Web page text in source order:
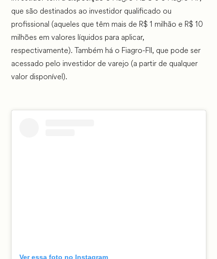
que são destinados ao investidor qualificado ou
profissional (aqueles que têm mais de R$ 1 milhão e R$ 10
milhões em valores líquidos para aplicar,
respectivamente). Também há o Fiagro-FII, que pode ser
acessado pelo investidor de varejo (a partir de qualquer
valor disponível).
Ver essa foto no Instagram